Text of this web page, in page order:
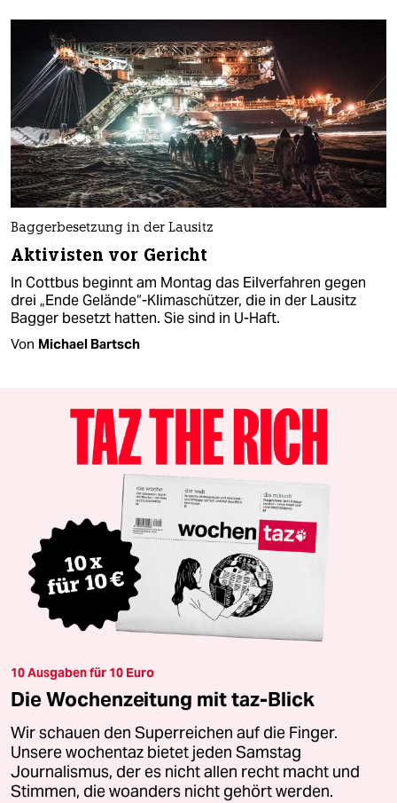
Baggerbesetzung in der Lausitz
Aktivisten vor Gericht
In Cottbus beginnt am Montag das Eilverfahren gegen
drei „Ende Gelände“-Klimaschützer, die in der Lausitz
Bagger besetzt hatten. Sie sind in U-Haft.
Von Michael Bartsch
10 Ausgaben für 10 Euro
Die Wochenzeitung mit taz-Blick
Wir schauen den Superreichen auf die Finger.
Unsere wochentaz bietet jeden Samstag
Journalismus, der es nicht allen recht macht und
Stimmen, die woanders nicht gehört werden.